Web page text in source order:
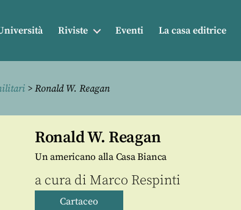
Riviste Eventi La casa editrice
> Ronald W. Reagan
Ronald W. Reagan
Un americano alla Casa Bianca
a cura di Marco Respinti
Cartaceo